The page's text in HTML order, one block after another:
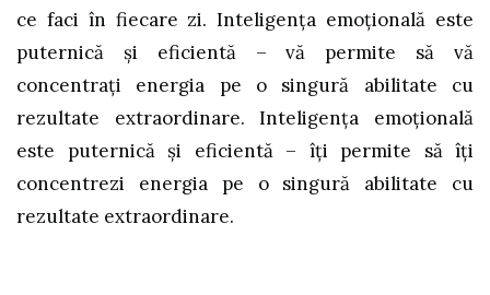
ce faci în fiecare zi. Inteligența emoțională este
puternică și eficientă – vă permite să vă
concentrați energia pe o singură abilitate cu
rezultate extraordinare. Inteligența emoțională
este puternică și eficientă – îți permite să îți
concentrezi energia pe o singură abilitate cu
rezultate extraordinare.